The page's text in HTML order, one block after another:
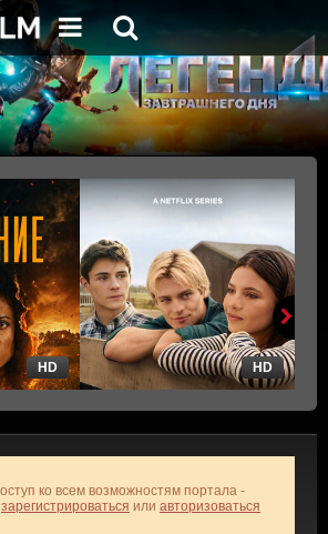
HD HD
ко всем возможностям портала -
зарегистрироваться или авторизоваться